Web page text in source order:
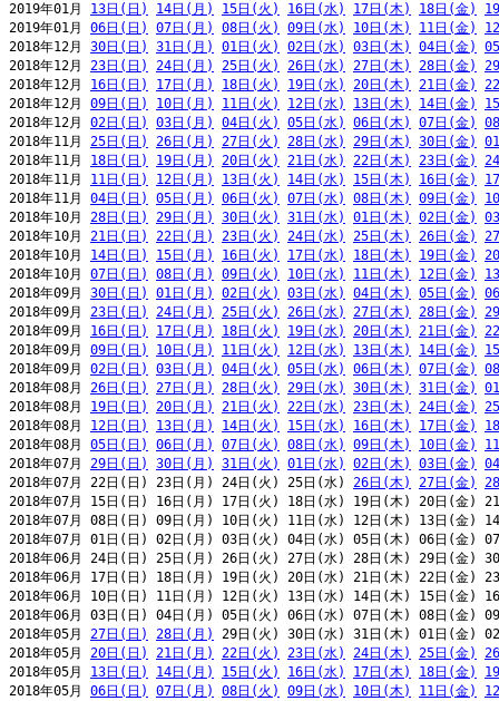
2019年01月 13日(日) 14日(月) 15日(火) 16日(水) 17日(木) 18日(金)
2019年01月 06日(日) 07日(月) 08日(火) 09日(水) 10日(木) 11日(金)
2018年12月 30日(日) 31日(月) 01日(火) 02日(水) 03日(木) 04日(金)
2018年12月 23日(日) 24日(月) 25日(火) 26日(水) 27日(木) 28日(金)
2018年12月 16日(日) 17日(月) 18日(火) 19日(水) 20日(木) 21日(金)
2018年12月 09日(日) 10日(月) 11日(火) 12日(水) 13日(木) 14日(金)
2018年12月 02日(日) 03日(月) 04日(火) 05日(水) 06日(木) 07日(金)
2018年11月 25日(日) 26日(月) 27日(火) 28日(水) 29日(木) 30日(金)
2018年11月 18日(日) 19日(月) 20日(火) 21日(水) 22日(木) 23日(金)
2018年11月 11日(日) 12日(月) 13日(火) 14日(水) 15日(木) 16日(金)
2018年11月 04日(日) 05日(月) 06日(火) 07日(水) 08日(木) 09日(金)
2018年10月 28日(日) 29日(月) 30日(火) 31日(水) 01日(木) 02日(金)
2018年10月 21日(日) 22日(月) 23日(火) 24日(水) 25日(木) 26日(金)
2018年10月 14日(日) 15日(月) 16日(火) 17日(水) 18日(木) 19日(金)
2018年10月 07日(日) 08日(月) 09日(火) 10日(水) 11日(木) 12日(金)
2018年09月 30日(日) 01日(月) 02日(火) 03日(水) 04日(木) 05日(金)
2018年09月 23日(日) 24日(月) 25日(火) 26日(水) 27日(木) 28日(金)
2018年09月 16日(日) 17日(月) 18日(火) 19日(水) 20日(木) 21日(金)
2018年09月 09日(日) 10日(月) 11日(火) 12日(水) 13日(木) 14日(金)
2018年09月 02日(日) 03日(月) 04日(火) 05日(水) 06日(木) 07日(金)
2018年08月 26日(日) 27日(月) 28日(火) 29日(水) 30日(木) 31日(金)
2018年08月 19日(日) 20日(月) 21日(火) 22日(水) 23日(木) 24日(金)
2018年08月 12日(日) 13日(月) 14日(火) 15日(水) 16日(木) 17日(金)
2018年08月 05日(日) 06日(月) 07日(火) 08日(水) 09日(木) 10日(金)
2018年07月 29日(日) 30日(月) 31日(火) 01日(水) 02日(木) 03日(金)
2018年07月 22日(日) 23日(月) 24日(火) 25日(水) 26日(木) 27日(金)
2018年07月 15日(日) 16日(月) 17日(火) 18日(水) 19日(木) 20日(金)
2018年07月 08日(日) 09日(月) 10日(火) 11日(水) 12日(木) 13日(金)
2018年07月 01日(日) 02日(月) 03日(火) 04日(水) 05日(木) 06日(金)
2018年06月 24日(日) 25日(月) 26日(火) 27日(水) 28日(木) 29日(金)
2018年06月 17日(日) 18日(月) 19日(火) 20日(水) 21日(木) 22日(金)
2018年06月 10日(日) 11日(月) 12日(火) 13日(水) 14日(木) 15日(金)
2018年06月 03日(日) 04日(月) 05日(火) 06日(水) 07日(木) 08日(金)
2018年05月 27日(日) 28日(月)
29日(火) 30日(水) 31日(木) 01日(金)
2018年05月 20日(日) 21日(月) 22日(火) 23日(水) 24日(木) 25日(金)
2018年05月 13日(日) 14日(月) 15日(火) 16日(水) 17日(木) 18日(金)
2018年05月 06日(日) 07日(月) 08日(火) 09日(水) 10日(木) 11日(金)